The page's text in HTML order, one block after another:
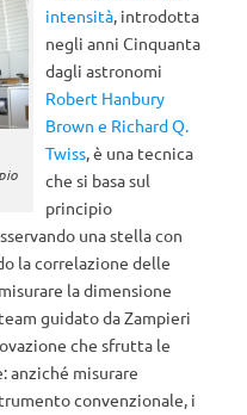
intensità, introdotta
negli anni Cinquanta
dagli astronomi
Robert Hanbury
Brown e Richard Q.
Twiss, è una tecnica
che si basa sul
principio
una stella con
la correlazione delle
la dimensione
guidato da Zampieri
che sfrutta le
anziché misurare
convenzionale, i